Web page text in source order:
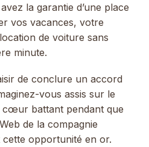
la garantie d’une place
vos vacances, votre
de voiture sans
minute.
de conclure un accord
vous assis sur le
cœur battant pendant que
de la compagnie
opportunité en or.